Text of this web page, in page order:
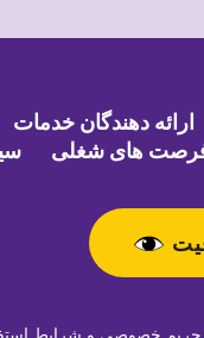
ارائه دهندگان خدمات
های شغلی
خصوصی و شرایط